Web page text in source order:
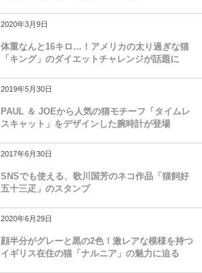
2020年3月9日
体重なんと16キロ…！アメリカの太り過ぎな猫
「キング」のダイエットチャレンジが話題に
2019年5月30日
PAUL ＆ JOEから人気の猫モチーフ「タイムレ
スキャット」をデザインした腕時計が登場
2017年6月30日
SNSでも使える、歌川国芳のネコ作品「猫飼好
五十三疋」のスタンプ
2020年6月29日
顔半分がグレーと黒の2色！激レアな模様を持つ
イギリス在住の猫「ナルニア」の魅力に迫る